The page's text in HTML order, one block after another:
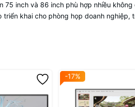
Nguồn cấp
inch và 86 inch phù hợp nhiều
khai cho phòng họp doanh
-17%